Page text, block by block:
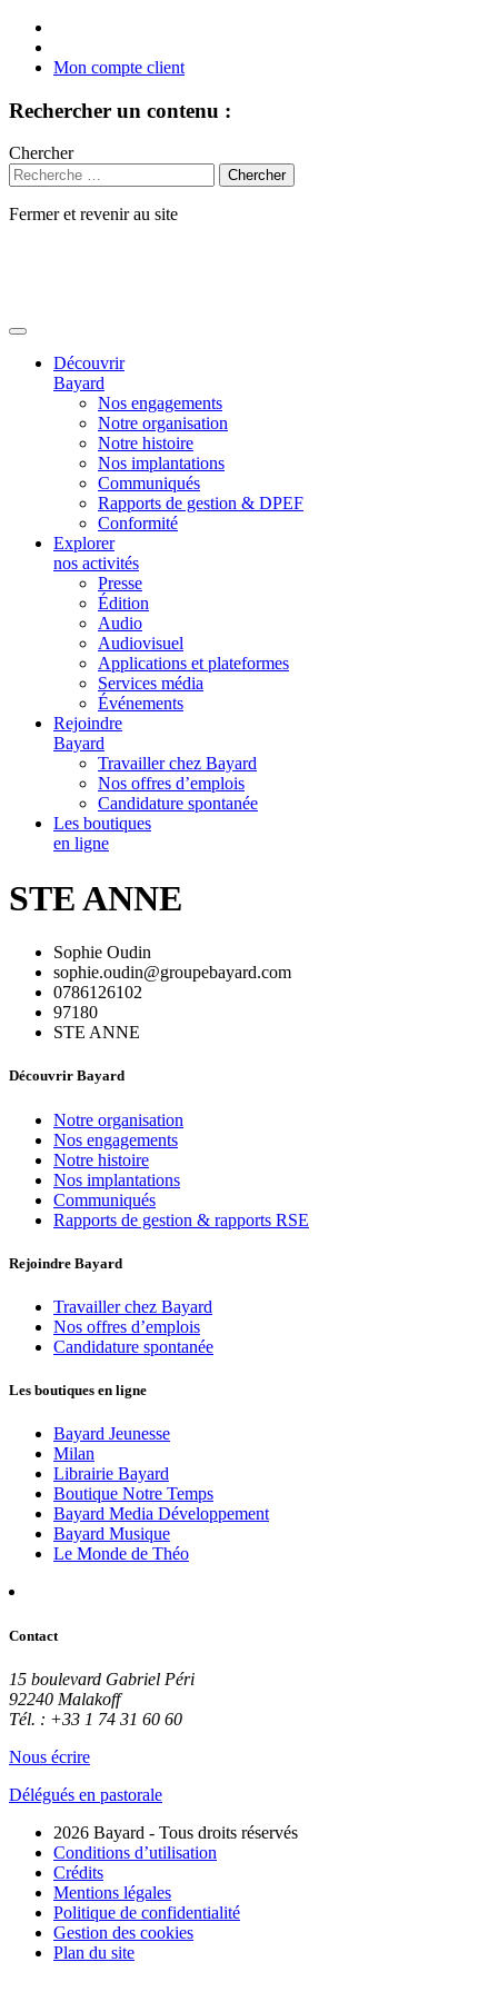
Mon compte client
Rechercher un contenu :
Chercher
Fermer et revenir au site
Découvrir
Bayard
Nos engagements
Notre organisation
Notre histoire
Nos implantations
Communiqués
Rapports de gestion & DPEF
Conformité
Explorer
nos activités
Presse
Édition
Audio
Audiovisuel
Applications et plateformes
Services média
Événements
Rejoindre
Bayard
Travailler chez Bayard
Nos offres d’emplois
Candidature spontanée
Les boutiques
en ligne
STE ANNE
Sophie Oudin
sophie.oudin@groupebayard.com
0786126102
97180
STE ANNE
Découvrir Bayard
Notre organisation
Nos engagements
Notre histoire
Nos implantations
Communiqués
Rapports de gestion & rapports RSE
Rejoindre Bayard
Travailler chez Bayard
Nos offres d’emplois
Candidature spontanée
Les boutiques en ligne
Bayard Jeunesse
Milan
Librairie Bayard
Boutique Notre Temps
Bayard Media Développement
Bayard Musique
Le Monde de Théo
Contact
15 boulevard Gabriel Péri
92240 Malakoff
Tél. : +33 1 74 31 60 60
Nous écrire
Délégués en pastorale
2026 Bayard - Tous droits réservés
Conditions d’utilisation
Crédits
Mentions légales
Politique de confidentialité
Gestion des cookies
Plan du site